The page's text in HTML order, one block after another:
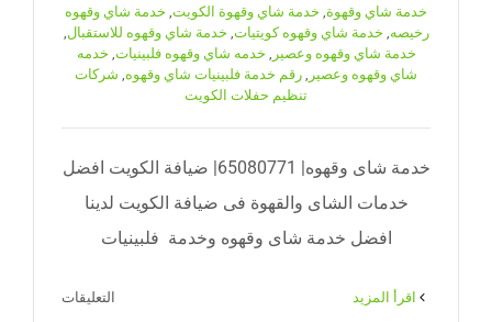
خدمة شاي وقهوة خدمة شاي وقهوة الكويت خدمة شاي وقهوه
رخيصه خدمة شاي وقهوه كويتيات خدمة شاي وقهوه للاستقبال
خدمة شاي وقهوه وعصير
خدمه شاي وقهوه فلبينيات خدمه
شاي وقهوه وعصير
رقم خدمة فلبينيات شاي وقهوه شركات
تنظيم حفلات الكويت
خدمة شاى وقهوه| 65080771| ضيافة الكويت افضل
خدمات الشاى والقهوة فى ضيافة الكويت لدينا
افضل خدمة شاى وقهوه وخدمة فلبينيات
التعليقات